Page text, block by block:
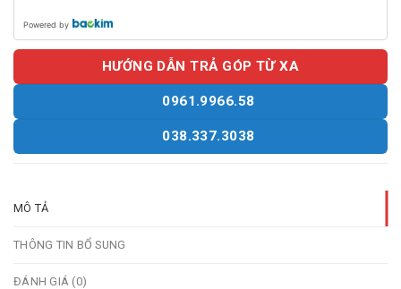
Powered by
HƯỚNG DẪN TRẢ GÓP TỪ XA
0961.9966.58
038.337.3038
MÔ TẢ
THÔNG TIN BỔ SUNG
ĐÁNH GIÁ (0)